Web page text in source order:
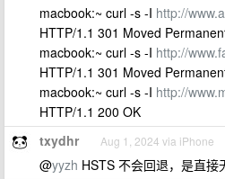
macbook:~ curl -s -I http://
HTTP/1.1 301 Moved
macbook:~ curl -s -I http://
HTTP/1.1 301 Moved
macbook:~ curl -s -I http://
HTTP/1.1 200 OK
txydhr Aug 1, 2024 via iPhone
@yyzh HSTS 不会回退，是直接